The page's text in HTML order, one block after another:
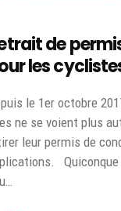
de
les
le 1er octobre
ne se voient plus
leur permis de
Quiconque